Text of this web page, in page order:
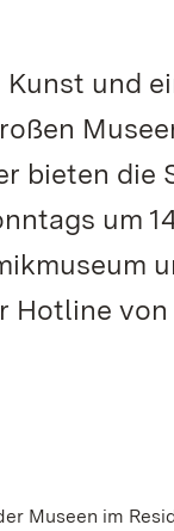
und
bieten die
um
Hotline
Museen im